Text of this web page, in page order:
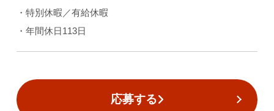
・特別休暇／有給休暇
・年間休日113日
応募する